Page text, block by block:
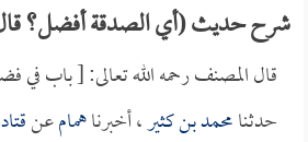
شرح حديث (أي الصدقة أفضل؟ قال
قال المصنف رحمه الله تعالى: [ باب في
حدثنامحمد بن كثير، أخبرناهمامعن